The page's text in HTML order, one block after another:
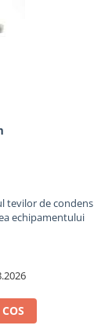
tevilor de condens
echipamentului